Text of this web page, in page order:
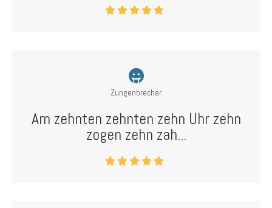
Zungenbrecher
Am zehnten zehnten zehn Uhr zehn
zogen zehn zah...